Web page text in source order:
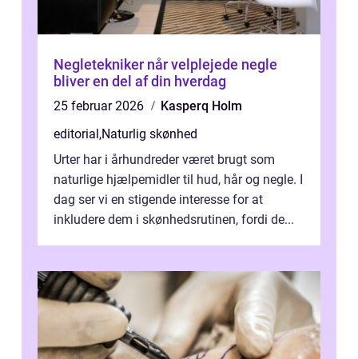
Negletekniker når velplejede negle
bliver en del af din hverdag
25 februar 2026
Kasperq Holm
editorial,Naturlig skønhed
Urter har i århundreder været brugt som
naturlige hjælpemidler til hud, hår og negle. I
dag ser vi en stigende interesse for at
inkludere dem i skønhedsrutinen, fordi de...